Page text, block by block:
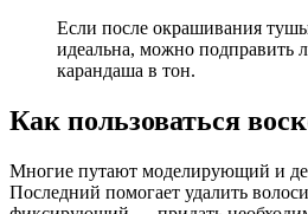
Если после окрашивания
идеальна, можно
карандаша в тон.
Как пользоваться
Многие путают моделирующий и
Последний помогает удалить